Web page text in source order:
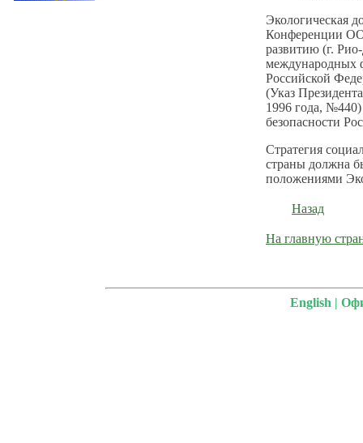
Экологическая
Конференции
развитию (г.
международных
Российской
(Указ
1996 года,
безопасности
Стратегия
страны должна
положениями
Назад
На главную
English |